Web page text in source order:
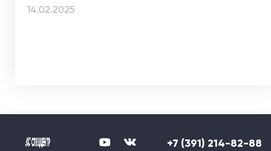
14.02.2025
+7 (391) 214-82-88